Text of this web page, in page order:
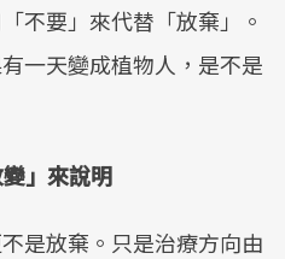
不要」來代替「放棄」。
一天變成植物人，是不是
」來說明
是放棄。只是治療方向由